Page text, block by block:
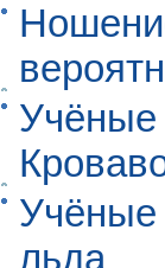
Учёные
Учёные
льда